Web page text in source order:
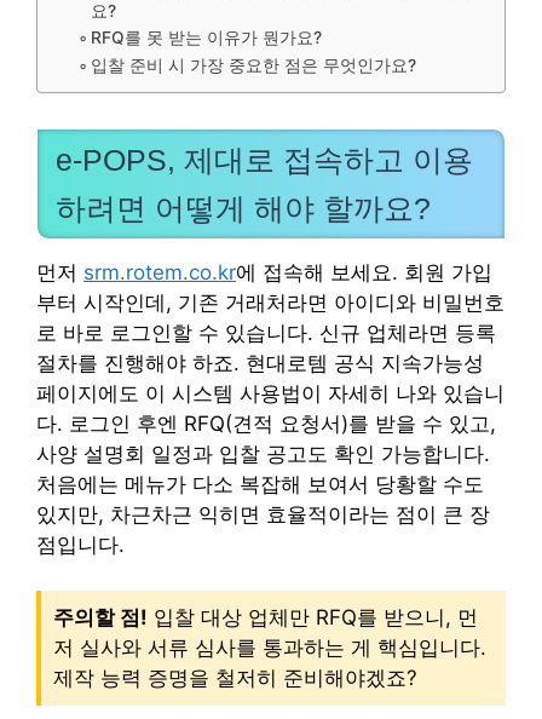
요?
RFQ를 못 받는 이유가 뭔가요?
입찰 준비 시 가장 중요한 점은 무엇인가요?
e-POPS, 제대로 접속하고 이용
하려면 어떻게 해야 할까요?
먼저 srm.rotem.co.kr에 접속해 보세요. 회원 가입
부터 시작인데, 기존 거래처라면 아이디와 비밀번호
로 바로 로그인할 수 있습니다. 신규 업체라면 등록
절차를 진행해야 하죠. 현대로템 공식 지속가능성
페이지에도 이 시스템 사용법이 자세히 나와 있습니
다. 로그인 후엔 RFQ(견적 요청서)를 받을 수 있고,
사양 설명회 일정과 입찰 공고도 확인 가능합니다.
처음에는 메뉴가 다소 복잡해 보여서 당황할 수도
있지만, 차근차근 익히면 효율적이라는 점이 큰 장
점입니다.
주의할 점! 입찰 대상 업체만 RFQ를 받으니, 먼
저 실사와 서류 심사를 통과하는 게 핵심입니다.
제작 능력 증명을 철저히 준비해야겠죠?